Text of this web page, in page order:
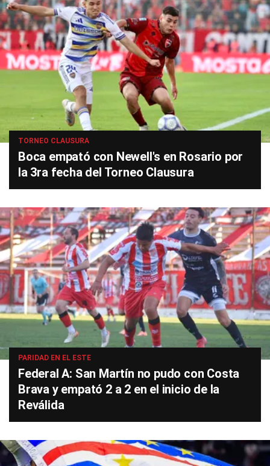
TORNEO CLAUSURA
Boca empató con Newell's en Rosario por
la 3ra fecha del Torneo Clausura
PARIDAD EN EL ESTE
Federal A: San Martín no pudo con Costa
Brava y empató 2 a 2 en el inicio de la
Reválida